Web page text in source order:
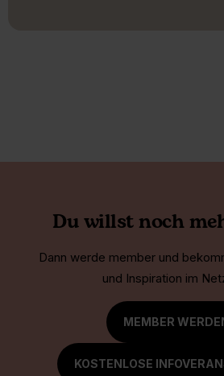
Du willst noch
Dann werde member und
und Inspiration im
MEMBER
KOSTENLOSE